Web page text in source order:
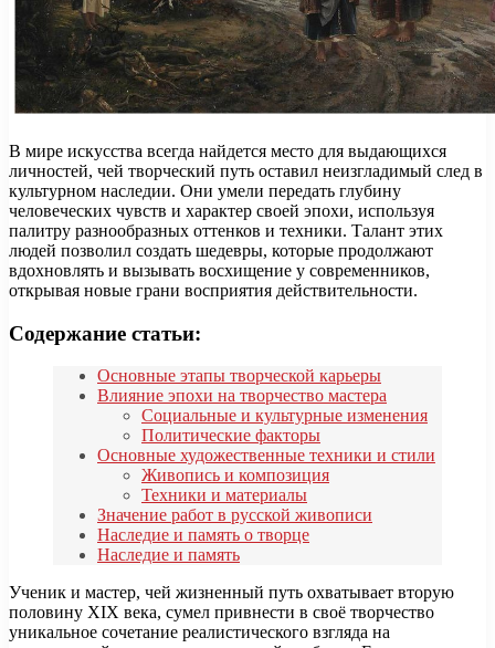
В мире искусства всегда найдется место для выдающихся
личностей, чей творческий путь оставил неизгладимый след в
культурном наследии. Они умели передать глубину
человеческих чувств и характер своей эпохи, используя
палитру разнообразных оттенков и техники. Талант этих
людей позволил создать шедевры, которые продолжают
вдохновлять и вызывать восхищение у современников,
открывая новые грани восприятия действительности.
Содержание статьи:
Основные этапы творческой карьеры
Влияние эпохи на творчество мастера
Социальные и культурные изменения
Политические факторы
Основные художественные техники и стили
Живопись и композиция
Техники и материалы
Значение работ в русской живописи
Наследие и память о творце
Наследие и память
Ученик и мастер, чей жизненный путь охватывает вторую
половину XIX века, сумел привнести в своё творчество
уникальное сочетание реалистического взгляда на